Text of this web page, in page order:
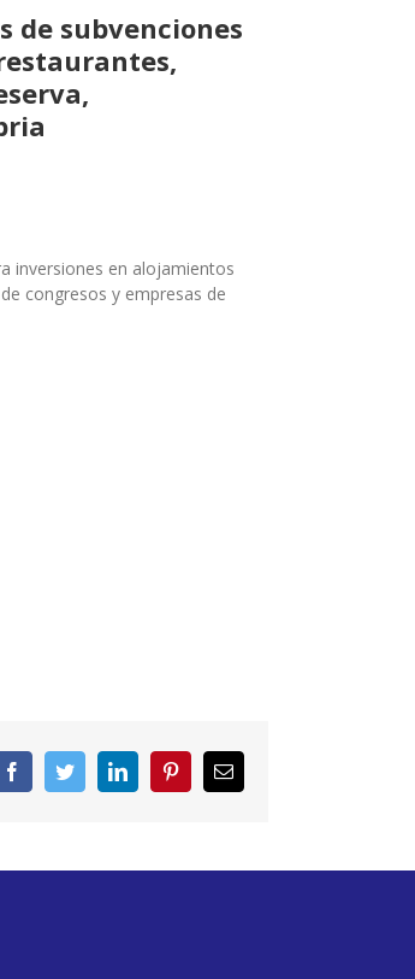
de subvenciones
inversiones en alojamientos
congresos y empresas de
FacebookTwitterLinkedInPinterestCorreo
electrónico